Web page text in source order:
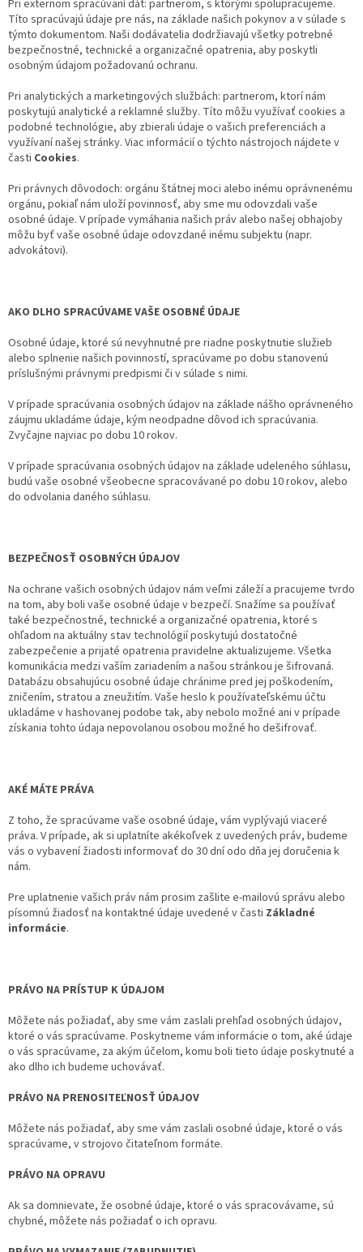
Pri externom spracúvaní dát: partnerom, s ktorými spolupracujeme.
Títo spracúvajú údaje pre nás, na základe našich pokynov a v súlade s
týmto dokumentom. Naši dodávatelia dodržiavajú všetky potrebné
bezpečnostné, technické a organizačné opatrenia, aby poskytli
osobným údajom požadovanú ochranu.
Pri analytických a marketingových službách: partnerom, ktorí nám
poskytujú analytické a reklamné služby. Títo môžu využívať cookies a
podobné technológie, aby zbierali údaje o vašich preferenciách a
využívaní našej stránky. Viac informácií o týchto nástrojoch nájdete v
časti Cookies.
Pri právnych dôvodoch: orgánu štátnej moci alebo inému oprávnenému
orgánu, pokiaľ nám uloží povinnosť, aby sme mu odovzdali vaše
osobné údaje. V prípade vymáhania našich práv alebo našej obhajoby
môžu byť vaše osobné údaje odovzdané inému subjektu (napr.
advokátovi).
AKO DLHO SPRACÚVAME VAŠE OSOBNÉ ÚDAJE
Osobné údaje, ktoré sú nevyhnutné pre riadne poskytnutie služieb
alebo splnenie našich povinností, spracúvame po dobu stanovenú
príslušnými právnymi predpismi či v súlade s nimi.
V prípade spracúvania osobných údajov na základe nášho oprávneného
záujmu ukladáme údaje, kým neodpadne dôvod ich spracúvania.
Zvyčajne najviac po dobu 10 rokov.
V prípade spracúvania osobných údajov na základe udeleného súhlasu,
budú vaše osobné všeobecne spracovávané po dobu 10 rokov, alebo
do odvolania daného súhlasu.
BEZPEČNOSŤ OSOBNÝCH ÚDAJOV
Na ochrane vašich osobných údajov nám veľmi záleží a pracujeme tvrdo
na tom, aby boli vaše osobné údaje v bezpečí. Snažíme sa používať
také bezpečnostné, technické a organizačné opatrenia, ktoré s
ohľadom na aktuálny stav technológií poskytujú dostatočné
zabezpečenie a prijaté opatrenia pravidelne aktualizujeme. Všetka
komunikácia medzi vaším zariadením a našou stránkou je šifrovaná.
Databázu obsahujúcu osobné údaje chránime pred jej poškodením,
zničením, stratou a zneužitím. Vaše heslo k používateľskému účtu
ukladáme v hashovanej podobe tak, aby nebolo možné ani v prípade
získania tohto údaja nepovolanou osobou možné ho dešifrovať.
AKÉ MÁTE PRÁVA
Z toho, že spracúvame vaše osobné údaje, vám vyplývajú viaceré
práva. V prípade, ak si uplatníte akékoľvek z uvedených práv, budeme
vás o vybavení žiadosti informovať do 30 dní odo dňa jej doručenia k
nám.
Pre uplatnenie vašich práv nám prosim zašlite e-mailovú správu alebo
písomnú žiadosť na kontaktné údaje uvedené v časti Základné
informácie.
PRÁVO NA PRÍSTUP K ÚDAJOM
Môžete nás požiadať, aby sme vám zaslali prehľad osobných údajov,
ktoré o vás spracúvame. Poskytneme vám informácie o tom, aké údaje
o vás spracúvame, za akým účelom, komu boli tieto údaje poskytnuté a
ako dlho ich budeme uchovávať.
PRÁVO NA PRENOSITEĽNOSŤ ÚDAJOV
Môžete nás požiadať, aby sme vám zaslali osobné údaje, ktoré o vás
spracúvame, v strojovo čitateľnom formáte.
PRÁVO NA OPRAVU
Ak sa domnievate, že osobné údaje, ktoré o vás spracovávame, sú
chybné, môžete nás požiadať o ich opravu.